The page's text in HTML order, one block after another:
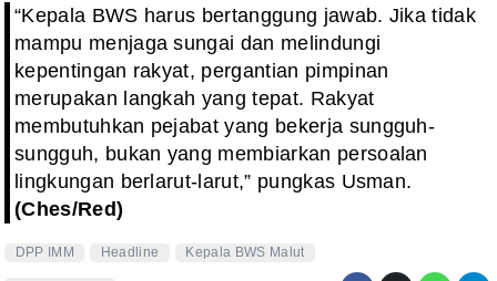
“Kepala BWS harus bertanggung jawab. Jika tidak
mampu menjaga sungai dan melindungi
kepentingan rakyat, pergantian pimpinan
merupakan langkah yang tepat. Rakyat
membutuhkan pejabat yang bekerja sungguh-
sungguh, bukan yang membiarkan persoalan
lingkungan berlarut-larut,” pungkas Usman.
(Ches/Red)
DPP IMM Headline Kepala BWS Malut